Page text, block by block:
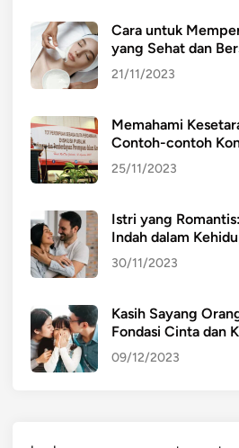
Cara untuk
yang Sehat dan
21/11/2023
Memahami
Contoh-contoh
25/11/2023
Istri yang
Indah dalam
30/11/2023
Kasih Sayang
Fondasi Cinta dan
09/12/2023